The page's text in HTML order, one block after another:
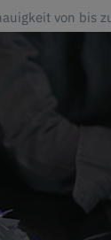
von bis